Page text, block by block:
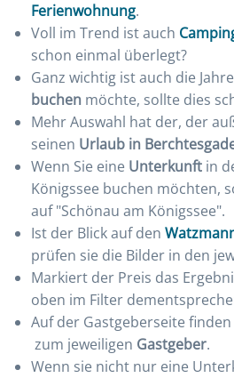
Ferienwohnung.
Voll im Trend ist auch
schon einmal überlegt?
Ganz wichtig ist auch die
buchen möchte, sollte dies
Mehr Auswahl hat der, der
seinen Urlaub in
Wenn Sie eine Unterkunft in
Königssee buchen möchten,
auf "Schönau am Königssee".
Ist der Blick auf den
prüfen sie die Bilder in den
Markiert der Preis das
oben im Filter
Auf der Gastgeberseite finden
zum jeweiligen Gastgeber.
Wenn sie nicht nur eine